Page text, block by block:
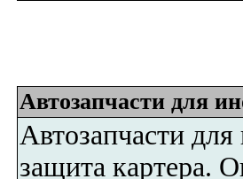
Автозапчасти для
Автозапчасти
защита картера.